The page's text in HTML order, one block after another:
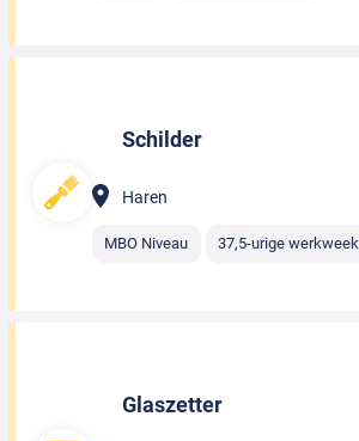
Schilder
Haren
MBO Niveau 37,5-urige werkweek
Glaszetter